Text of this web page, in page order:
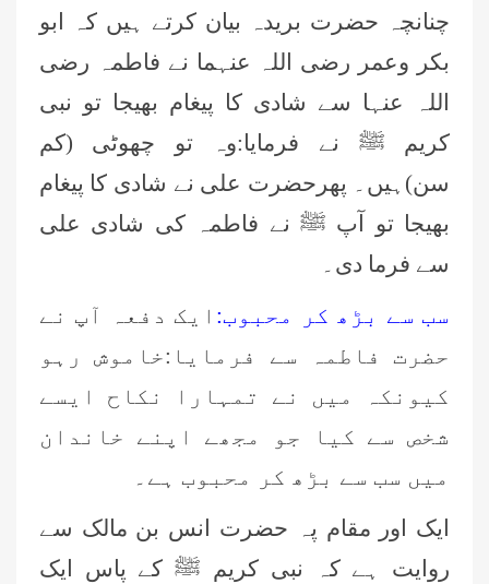
چنانچہ حضرت بریدہ بیان کرتے ہیں کہ ابو
بکر وعمر رضی اللہ عنہما نے فاطمہ رضی
اللہ عنہا سے شادی کا پیغام بھیجا تو نبی
کریم ﷺ نے فرمایا:وہ تو چھوٹی (کم
سن)ہیں۔ پھرحضرت علی نے شادی کا پیغام
بھیجا تو آپ ﷺ نے فاطمہ کی شادی علی
سے فرما دی۔
سب سے بڑھ کر محبوب: ایک دفعہ آپ نے
حضرت فاطمہ سے فرمایا:خاموش رہو
کیونکہ میں نے تمہارا نکاح ایسے
شخص سے کیا جو مجھے اپنے خاندان
میں سب سے بڑھ کر محبوب ہے۔
ایک اور مقام پہ حضرت انس بن مالک سے
روایت ہے کہ نبی کریم ﷺ کے پاس ایک